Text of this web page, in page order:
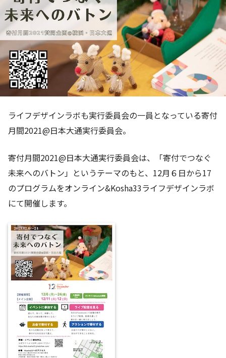
ライフデザインラボも実行委員会の一員となっている寄付
月間2021@日本大通実行委員会。
寄付月間2021@日本大通実行委員会は、「寄付でつなぐ
未来へのバトン」というテーマのもと、12月６日から17
のプログラムをオンライン&Kosha33ライフデザインラボ
にて開催します。